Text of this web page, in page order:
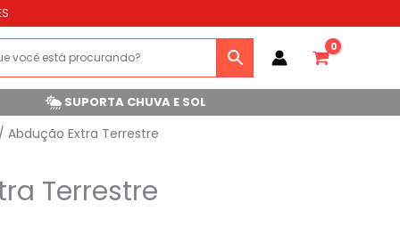
SUPORTA CHUVA E SOL
/ Abdução Extra Terrestre
Terrestre